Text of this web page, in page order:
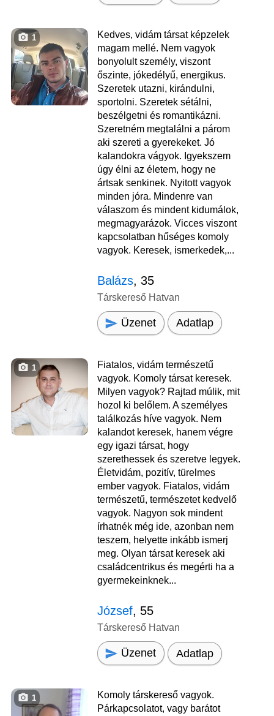
1
Kedves, vidám társat képzelek
magam mellé. Nem vagyok
bonyolult személy, viszont
őszinte, jókedélyű, energikus.
Szeretek utazni, kirándulni,
sportolni. Szeretek sétálni,
beszélgetni és romantikázni.
Szeretném megtalálni a párom
aki szereti a gyerekeket. Jó
kalandokra vágyok. Igyekszem
úgy élni az életem, hogy ne
ártsak senkinek. Nyitott vagyok
minden jóra. Mindenre van
válaszom és mindent kidumálok,
megmagyarázok. Vicces viszont
kapcsolatban hűséges komoly
vagyok. Keresek, ismerkedek,...
Balázs, 35
Társkereső Hatvan
Üzenet Adatlap
1
Fiatalos, vidám természetű
vagyok. Komoly társat keresek.
Milyen vagyok? Rajtad múlik, mit
hozol ki belőlem. A személyes
találkozás híve vagyok. Nem
kalandot keresek, hanem végre
egy igazi társat, hogy
szerethessek és szeretve legyek.
Életvidám, pozitív, türelmes
ember vagyok. Fiatalos, vidám
természetű, természetet kedvelő
vagyok. Nagyon sok mindent
írhatnék még ide, azonban nem
teszem, helyette inkább ismerj
meg. Olyan társat keresek aki
családcentrikus és megérti ha a
gyermekeinknek...
József, 55
Társkereső Hatvan
Üzenet Adatlap
1
Komoly társkereső vagyok.
Párkapcsolatot, vagy barátot